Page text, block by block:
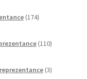
174izdelkov
110izdelkov
3izdelki